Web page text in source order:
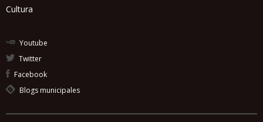
Cultura
Youtube
Twitter
Facebook
Blogs municipales